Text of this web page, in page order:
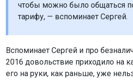
чтобы можно было общаться
тарифу, — вспоминает Сергей.
Вспоминает Сергей и про
2016 довольствие приходило на
его на руки, как раньше, уже